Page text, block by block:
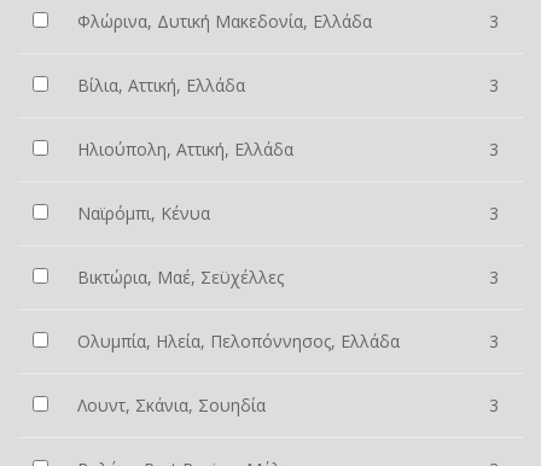
Φλώρινα, Δυτική Μακεδονία, Ελλάδα 3
Βίλια, Αττική, Ελλάδα 3
Ηλιούπολη, Αττική, Ελλάδα 3
Ναϊρόμπι, Κένυα 3
Βικτώρια, Μαέ, Σεϋχέλλες 3
Ολυμπία, Ηλεία, Πελοπόννησος, Ελλάδα 3
Λουντ, Σκάνια, Σουηδία 3